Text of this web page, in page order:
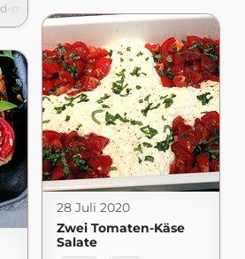
mehr.blogspot.com
28 Juli 2020
Zwei Tomaten-Käse
Salate